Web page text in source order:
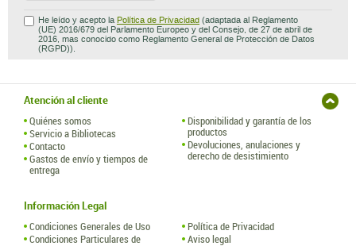
He leído y acepto la Política de Privacidad (adaptada al Reglamento
(UE) 2016/679 del Parlamento Europeo y del Consejo, de 27 de abril de
2016, mas conocido como Reglamento General de Protección de Datos
(RGPD)).
Atención al cliente
Quiénes somos
Servicio a Bibliotecas
Contacto
Gastos de envío y tiempos de
entrega
Disponibilidad y garantía de los
productos
Devoluciones, anulaciones y
derecho de desistimiento
Información Legal
Condiciones Generales de Uso
Condiciones Particulares de
Política de Privacidad
Aviso legal